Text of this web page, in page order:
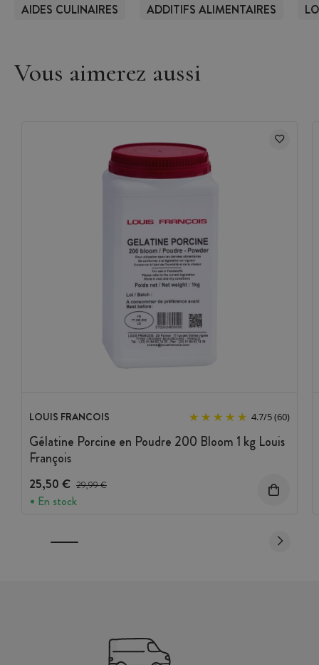
AIDES CULINAIRES ADDITIFS ALIMENTAIRES
Vous aimerez aussi
LOUIS FRANCOIS 4.7/5(60)
Gélatine Porcine en Poudre 200 Bloom 1 kg Louis
François
25,50 € Prix avant réduction :
29,99 €
En stock